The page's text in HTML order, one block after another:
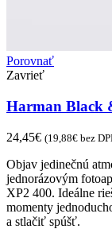
Porovnať
Zavrieť
Harman Black
24,45€ (19,88€ bez
Objav jedinečnú
jednorázovým
XP2 400. Ideálne
momenty
a stlačiť spúšť.